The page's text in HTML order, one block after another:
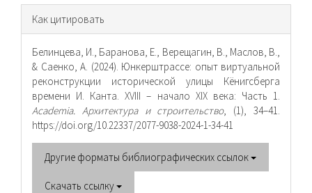
Информация
о статье
Как цитировать
Белинцева, И., Баранова, Е., Верещагин, В., Маслов, В.,
& Саенко, А. (2024). Юнкерштрассе: опыт виртуальной
реконструкции исторической улицы Кёнигсберга
времени И. Канта. XVIII – начало XIX века: Часть 1.
Academia. Архитектура и строительство, (1), 34–41.
https://doi.org/10.22337/2077-9038-2024-1-34-41
Другие форматы библиографических ссылок
Скачать ссылку